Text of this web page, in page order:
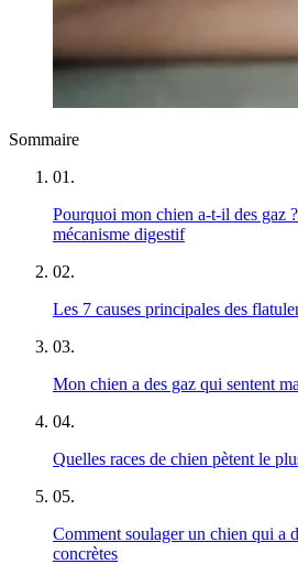
Sommaire
01 .
Pourquoi mon chien a-t-il des gaz
mécanisme digestif
02.
Les 7 causes principales des
03.
Mon chien a des gaz qui sentent
04.
Quelles races de chien pètent le
05.
Comment soulager un chien qui a
concrètes